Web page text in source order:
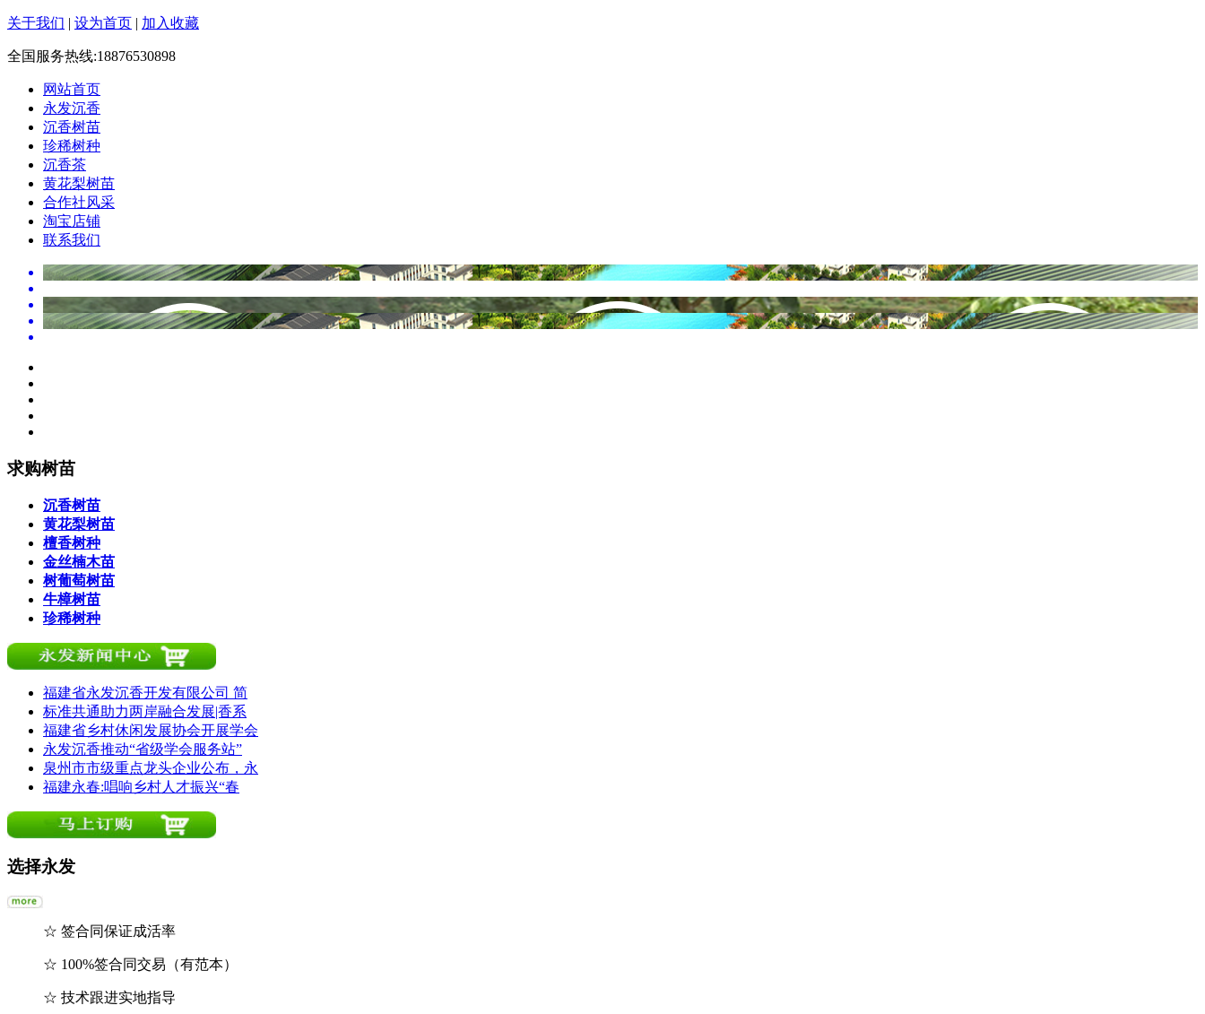
关于我们 | 设为首页 | 加入收藏
全国服务热线:18876530898
网站首页
永发沉香
沉香树苗
珍稀树种
沉香茶
黄花梨树苗
合作社风采
淘宝店铺
联系我们
求购树苗
沉香树苗
黄花梨树苗
檀香树种
金丝楠木苗
树葡萄树苗
牛樟树苗
珍稀树种
福建省永发沉香开发有限公司 简
标准共通助力两岸融合发展|香系
福建省乡村休闲发展协会开展学会
永发沉香推动“省级学会服务站”
泉州市市级重点龙头企业公布，永
福建永春:唱响乡村人才振兴“春
选择永发
☆ 签合同保证成活率
☆ 100%签合同交易（有范本）
☆ 技术跟进实地指导